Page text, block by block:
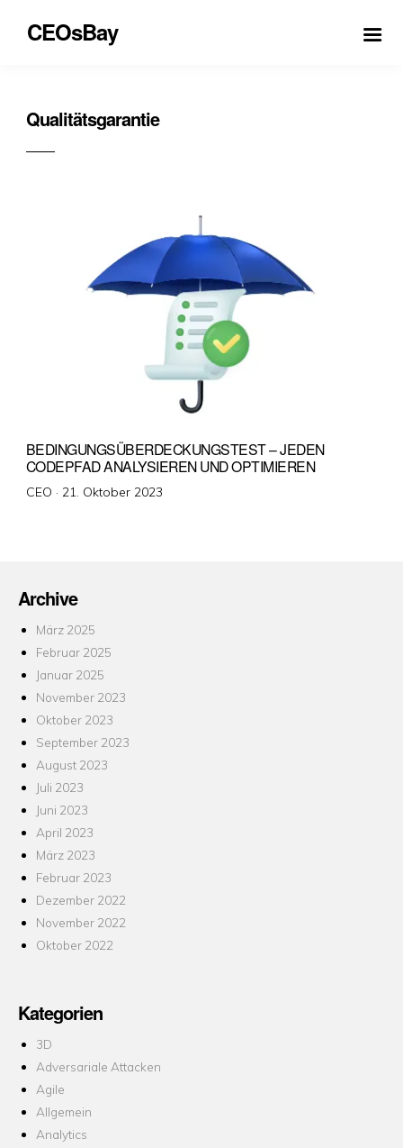
CEOsBay
Qualitätsgarantie
BEDINGUNGSÜBERDECKUNGSTEST – JEDEN
CODEPFAD ANALYSIEREN UND OPTIMIEREN
CEO · Veröffentlicht
21. Oktober 2023
Archive
März 2025
Februar 2025
Januar 2025
November 2023
Oktober 2023
September 2023
August 2023
Juli 2023
Juni 2023
April 2023
März 2023
Februar 2023
Dezember 2022
November 2022
Oktober 2022
Kategorien
3D
Adversariale Attacken
Agile
Allgemein
Analytics